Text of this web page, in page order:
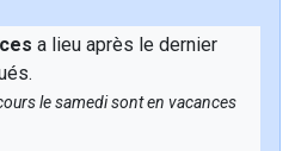
a lieu après le dernier
le samedi sont en vacances